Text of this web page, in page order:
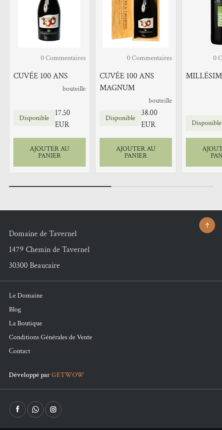
0Commentaires
CUVÉE 100 ANS
bouteille
Disponible
17.50
EUR
AJOUTER AU
PANIER
0Commentaires
CUVÉE 100 ANS
MAGNUM
bouteille
Disponible
38.00
EUR
AJOUTER AU
PANIER
0
Disponible
Domaine de Tavernel
1479 Chemin de Tavernel
30300 Beaucaire
Le Domaine
Blog
La Boutique
Conditions Générales de Vente
Сontact
Développé parGETWOW